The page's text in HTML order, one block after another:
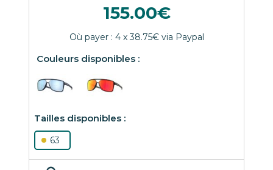
155.00
63